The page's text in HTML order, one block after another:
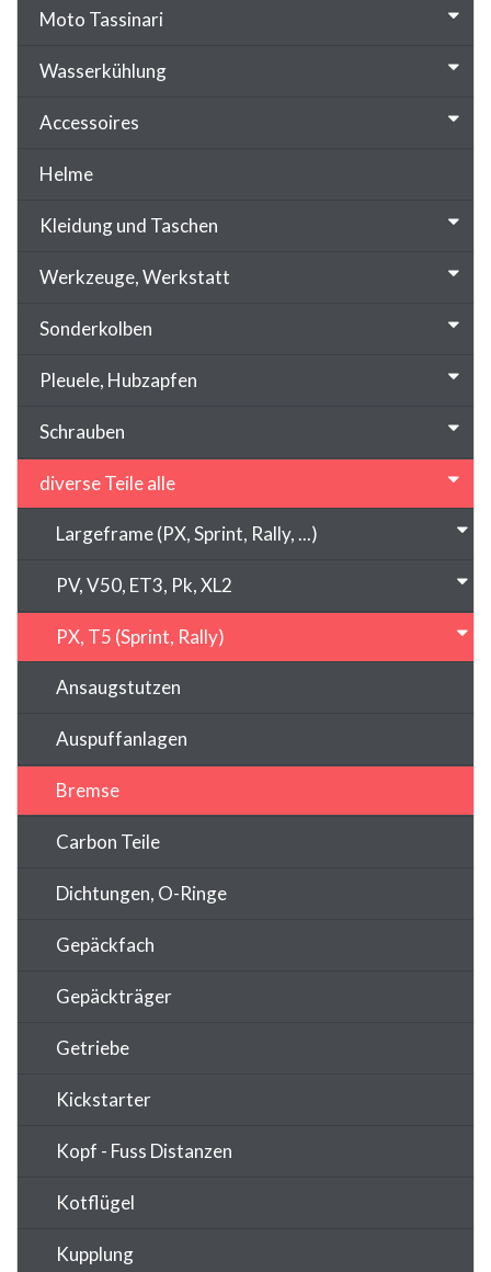
Moto Tassinari
Wasserkühlung
Accessoires
Helme
Kleidung und Taschen
Werkzeuge, Werkstatt
Sonderkolben
Pleuele, Hubzapfen
Schrauben
diverse Teile alle
Largeframe (PX, Sprint, Rally, ...)
PV, V50, ET3, Pk, XL2
PX, T5 (Sprint, Rally)
Ansaugstutzen
Auspuffanlagen
Bremse
Carbon Teile
Dichtungen, O-Ringe
Gepäckfach
Gepäckträger
Getriebe
Kickstarter
Kopf - Fuss Distanzen
Kotflügel
Kupplung